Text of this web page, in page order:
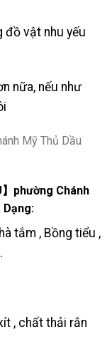
đồ vật nhu yếu
nữa, nếu như
phường Chánh
Dạng:
tắm , Bồng tiểu ,
, chất thải rắn